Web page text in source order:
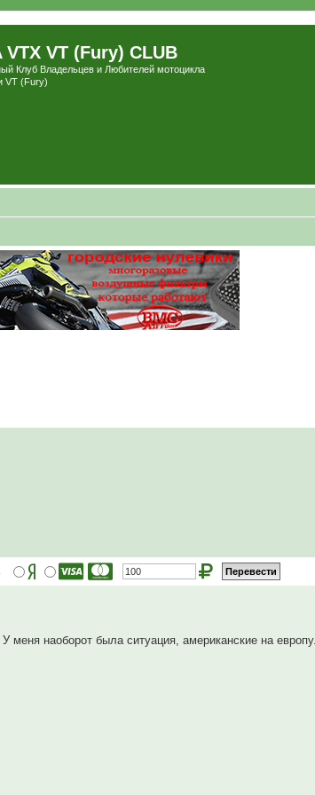
VTX VT (Fury) CLUB
Клуб Владельцев и Любителей мотоцикла
VT (Fury)
меня наоборот была ситуация, американские на европу.